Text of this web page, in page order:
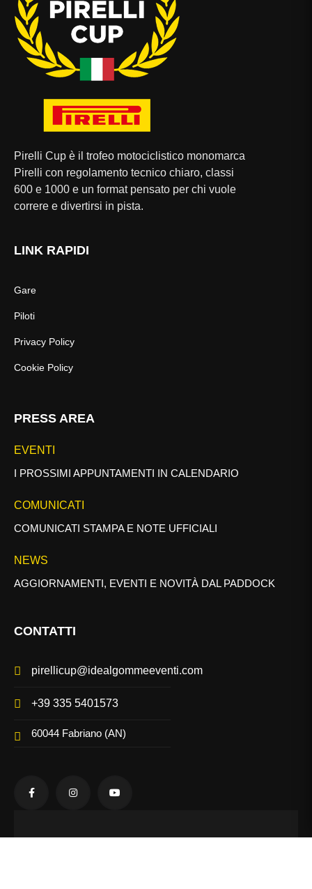
Pirelli Cup è il trofeo motociclistico monomarca
Pirelli con regolamento tecnico chiaro, classi
600 e 1000 e un format pensato per chi vuole
correre e divertirsi in pista.
LINK RAPIDI
Gare
Piloti
Privacy Policy
Cookie Policy
PRESS AREA
EVENTI
I PROSSIMI APPUNTAMENTI IN CALENDARIO
COMUNICATI
COMUNICATI STAMPA E NOTE UFFICIALI
NEWS
AGGIORNAMENTI, EVENTI E NOVITÀ DAL PADDOCK
CONTATTI
pirellicup@idealgommeeventi.com
+39 335 5401573
60044 Fabriano (AN)